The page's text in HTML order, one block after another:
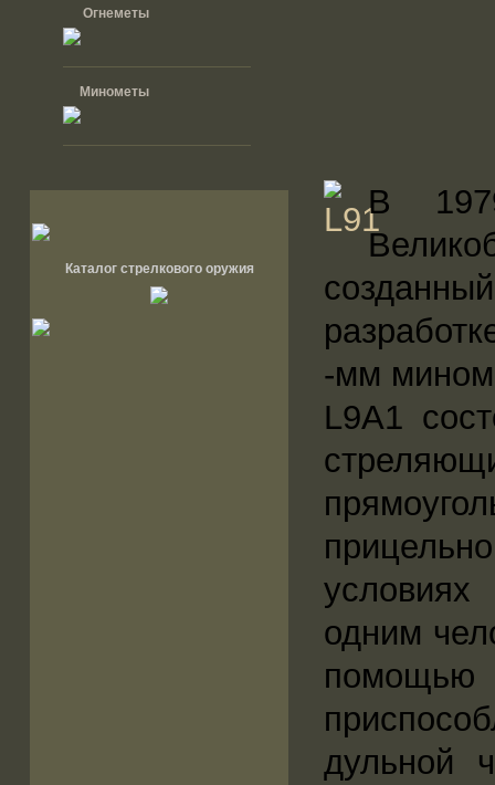
Огнеметы
Минометы
Каталог стрелкового оружия
В
-мм
L9A1
условиях
одним
помощью
дульной